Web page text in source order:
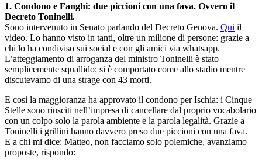
1. Condono e Fanghi: due piccioni con una fava. Ovvero il
Decreto Toninelli.
Sono intervenuto in Senato parlando del Decreto Genova. Qui il
video. Lo hanno visto in tanti, oltre un milione di persone: grazie a
chi lo ha condiviso sui social e con gli amici via whatsapp.
L’atteggiamento di arroganza del ministro Toninelli è stato
semplicemente squallido: si è comportato come allo stadio mentre
discutevamo di una strage con 43 morti.
E così la maggioranza ha approvato il condono per Ischia: i Cinque
Stelle sono riusciti nell’impresa di cancellare dal proprio vocabolario
con un colpo solo la parola ambiente e la parola legalità. Grazie a
Toninelli i grillini hanno davvero preso due piccioni con una fava.
E a chi mi dice: Matteo, non facciamo solo polemiche, avanziamo
proposte, rispondo: